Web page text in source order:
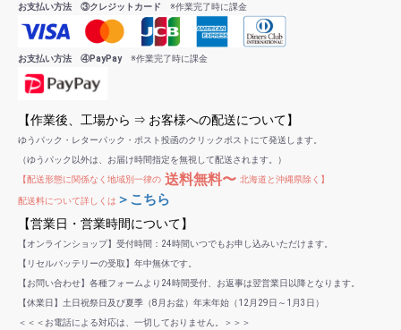
お支払い方法 ③クレジットカード ※作業完了時に課金
お支払い方法 ④PayPay※作業完了時に課金
【作業後、工場から ⇒ お客様への配送について】
ゆうパック・レターパック・ポスト投函のクリックポストにて発送します。
（ゆうパック以外は、お届け時間指定を無視して配送されます。）
【配送形態に関係なく地域別一律の 送料無料〜 北海道と沖縄県除く】
配送料について詳しくは ＞こちら
【営業日・営業時間について】
【オンラインショップ】受付時間：24時間いつでもお申し込みいただけます。
【リセルバッテリーの受取】年中無休です。
【お問い合わせ】各種フォームより24時間受付、お返事は翌営業日以降となります。
【休業日】土日祝祭日及び夏季（8月お盆）年末年始（12月29日～1月3日）
＜＜＜お電話による対応は、一切しておりません。＞＞＞